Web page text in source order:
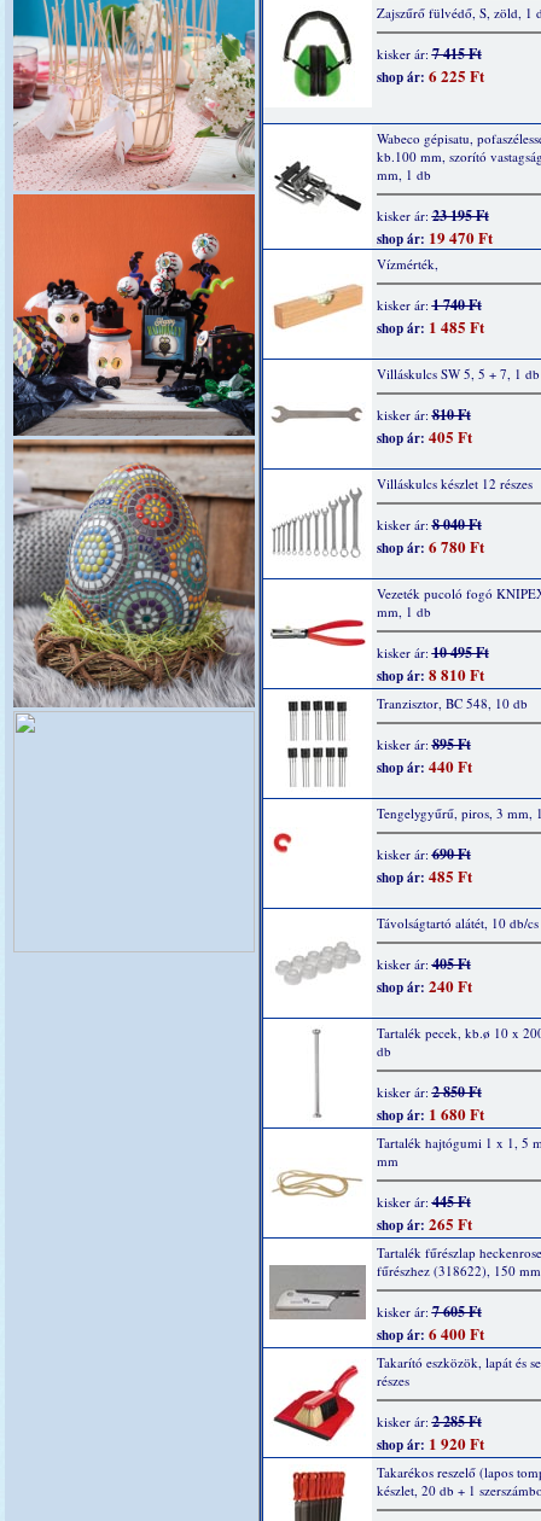
Zajszűrő fülvédő, S, zöld, 1
kisker ár:7 415 Ft
shop ár: 6 225 Ft
Wabeco gépisatu,
kb.100 mm, szorító
mm, 1 db
kisker ár:23 195 Ft
shop ár: 19 470 Ft
Vízmérték,
kisker ár:1 740 Ft
shop ár: 1 485 Ft
Villáskulcs SW 5, 5 + 7, 1 db
kisker ár:810 Ft
shop ár: 405 Ft
Villáskulcs készlet 12 részes
kisker ár:8 040 Ft
shop ár: 6 780 Ft
Vezeték pucoló fogó
mm, 1 db
kisker ár:10 495 Ft
shop ár: 8 810 Ft
Tranzisztor, BC 548, 10 db
kisker ár:895 Ft
shop ár: 440 Ft
Tengelygyűrű, piros, 3 mm,
kisker ár:690 Ft
shop ár: 485 Ft
Távolságtartó alátét, 10 db/cs
kisker ár:405 Ft
shop ár: 240 Ft
Tartalék pecek, kb.ø 10 x
db
kisker ár:2 850 Ft
shop ár: 1 680 Ft
Tartalék hajtógumi 1 x 1, 5
mm
kisker ár:445 Ft
shop ár: 265 Ft
Tartalék fűrészlap
fűrészhez (318622), 150
kisker ár:7 605 Ft
shop ár: 6 400 Ft
Takarító eszközök, lapát és
részes
kisker ár:2 285 Ft
shop ár: 1 920 Ft
Takarékos reszelő (lapos
készlet, 20 db + 1